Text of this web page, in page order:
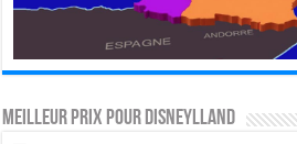
MEILLEUR PRIX POUR DISNEYLLAND